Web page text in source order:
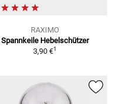
RAXIMO
Spannkeile Hebelschützer
3,90 €1